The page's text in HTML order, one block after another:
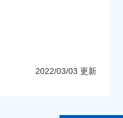
2022/03/03 更新